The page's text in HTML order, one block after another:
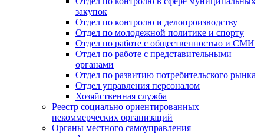
закупок
Отдел по контролю и делопроизводству
Отдел по молодежной политике и спорту
Отдел по работе с общественностью и СМИ
Отдел по работе с представительными
органами
Отдел по развитию потребительского рынка
Отдел управления персоналом
Хозяйственная служба
Реестр социально ориентированных
некоммерческих организаций
Органы местного самоуправления